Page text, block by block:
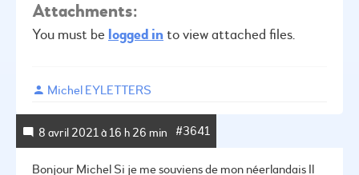
Michel EYLETTERS
Attachments:
You must be logged into view attached files.
8 avril 2021 à 16 h 26 min #3641
Bonjour Michel Si je me souviens de mon néerlandais Il